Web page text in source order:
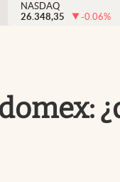
NASDAQ
26.348,35
-0.06%